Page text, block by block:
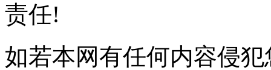
责任!
如若本网有任何内容侵